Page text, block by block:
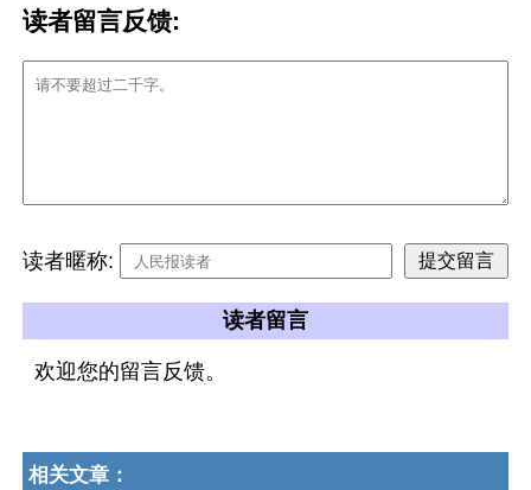
读者留言反馈:
读者暱称:
读者留言
欢迎您的留言反馈。
相关文章：